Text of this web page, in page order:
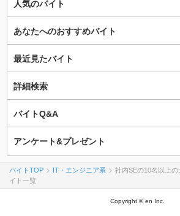
人気のバイト
あなたへのおすすめバイト
最近見たバイト
詳細検索
バイトQ&A
アンケート&プレゼント
バイトTOP IT・エンジニア系
社内SEの10名以上
イト一覧
Copyright © en Inc.